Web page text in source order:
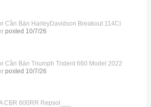
Cần Bán HarleyDavidson Breakout 114CI
posted 10/7/26
Cần Bán Triumph Trident 660 Model 2022
posted 10/7/26
CBR 600RR Repsol___